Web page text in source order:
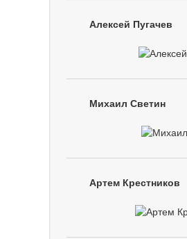
Алексей Пугачев
Михаил Светин
Артем Крестников